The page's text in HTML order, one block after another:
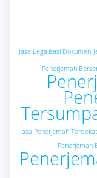
Jasa Legalisasi Dokumen
Penerjemah
Jasa Penerjemah Terdekat
Penerjemah